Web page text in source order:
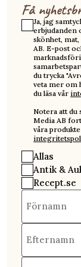
Få
Ja, jag
erbjudanden
skönhet,
AB. E-post
du trycka
veta mer om
du läsa vår
Notera att
Media AB
våra
Allas
Antik &
Recept.se
Förnamn
Efternamn